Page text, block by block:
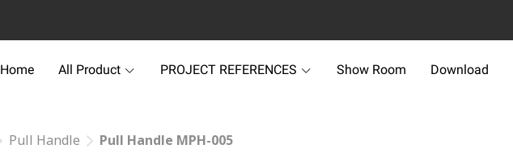
Home All Product PROJECT REFERENCES Show Room Download
Pull Handle Pull Handle MPH-005